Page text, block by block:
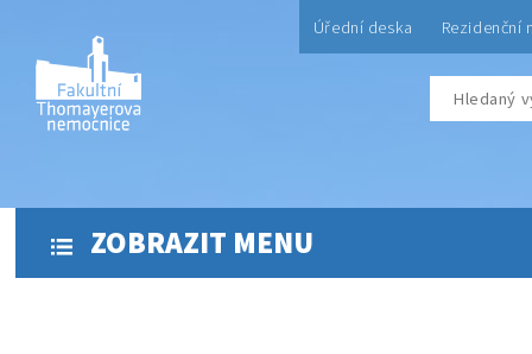
Úřední deska Rezidenční
ZOBRAZIT MENU